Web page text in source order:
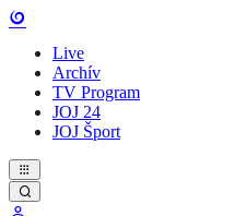
Live
Archív
TV Program
JOJ 24
JOJ Šport